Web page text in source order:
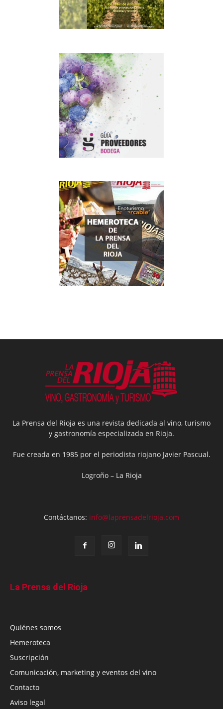
La Prensa del Rioja es una revista dedicada al vino, turismo
y gastronomía especializada en Rioja.
Fue creada en 1985 por el periodista riojano Javier Pascual.
Logroño – La Rioja
Contáctanos: info@laprensadelrioja.com
La Prensa del Rioja
Quiénes somos
Hemeroteca
Suscripción
Comunicación, marketing y eventos del vino
Contacto
Aviso legal